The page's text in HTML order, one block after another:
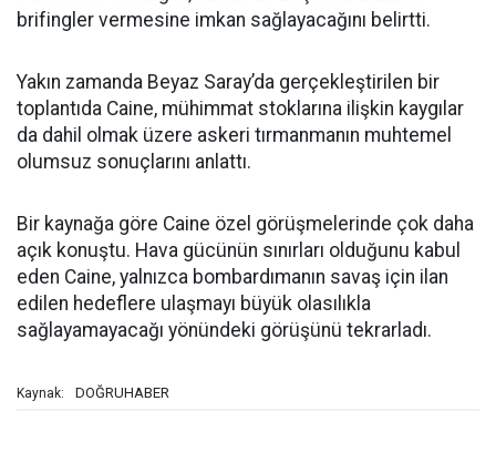
brifingler vermesine imkan sağlayacağını belirtti.
Yakın zamanda Beyaz Saray’da gerçekleştirilen bir
toplantıda Caine, mühimmat stoklarına ilişkin kaygılar
da dahil olmak üzere askeri tırmanmanın muhtemel
olumsuz sonuçlarını anlattı.
Bir kaynağa göre Caine özel görüşmelerinde çok daha
açık konuştu. Hava gücünün sınırları olduğunu kabul
eden Caine, yalnızca bombardımanın savaş için ilan
edilen hedeflere ulaşmayı büyük olasılıkla
sağlayamayacağı yönündeki görüşünü tekrarladı.
Kaynak: DOĞRUHABER